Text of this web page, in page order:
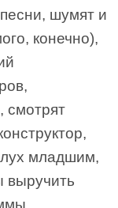
шумят и
конечно),
смотрят
младшим,
выручить